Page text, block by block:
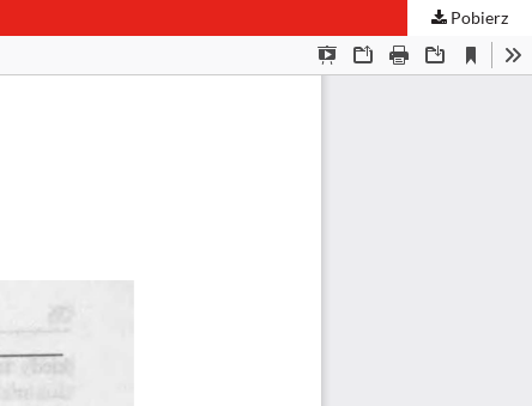
Pobierz